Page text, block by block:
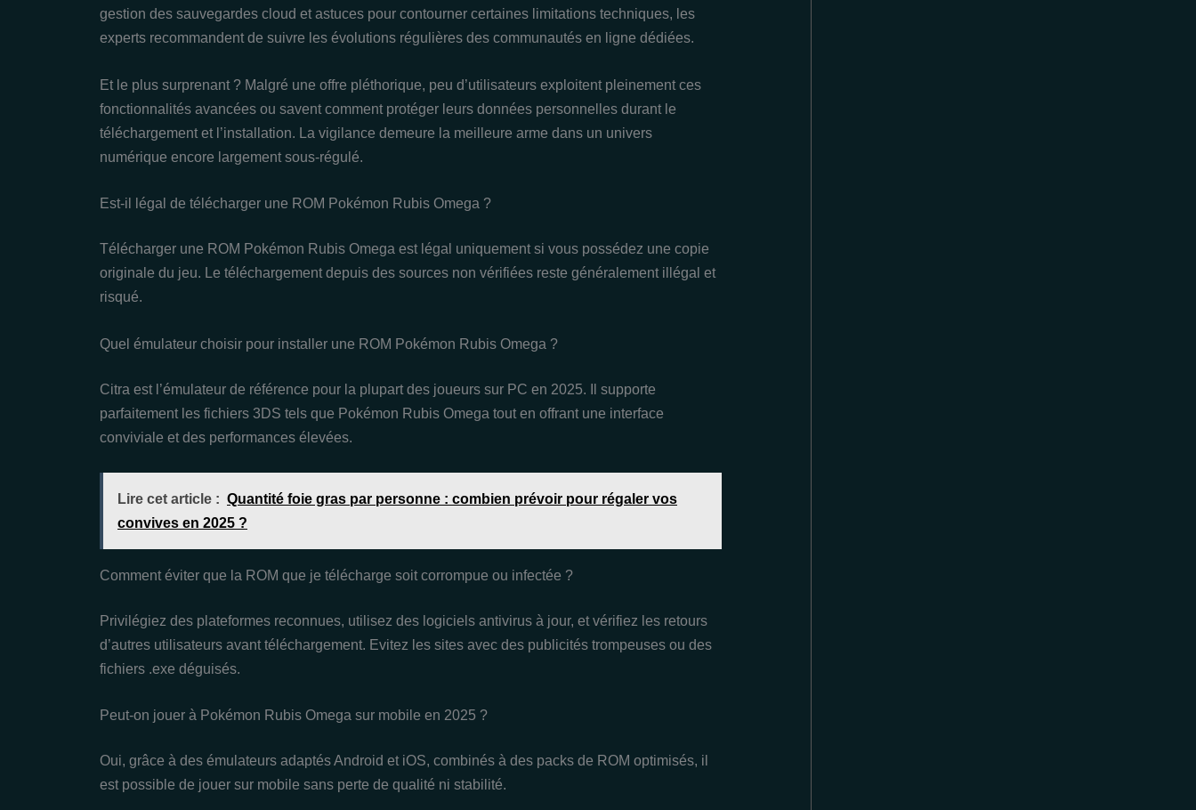
gestion des sauvegardes cloud et astuces pour contourner certaines limitations techniques, les
experts recommandent de suivre les évolutions régulières des communautés en ligne dédiées.
Et le plus surprenant ? Malgré une offre pléthorique, peu d’utilisateurs exploitent pleinement ces
fonctionnalités avancées ou savent comment protéger leurs données personnelles durant le
téléchargement et l’installation. La vigilance demeure la meilleure arme dans un univers
numérique encore largement sous-régulé.
Est-il légal de télécharger une ROM Pokémon Rubis Omega ?
Télécharger une ROM Pokémon Rubis Omega est légal uniquement si vous possédez une copie
originale du jeu. Le téléchargement depuis des sources non vérifiées reste généralement illégal et
risqué.
Quel émulateur choisir pour installer une ROM Pokémon Rubis Omega ?
Citra est l’émulateur de référence pour la plupart des joueurs sur PC en 2025. Il supporte
parfaitement les fichiers 3DS tels que Pokémon Rubis Omega tout en offrant une interface
conviviale et des performances élevées.
Lire cet article : Quantité foie gras par personne : combien prévoir pour régaler vos
convives en 2025 ?
Comment éviter que la ROM que je télécharge soit corrompue ou infectée ?
Privilégiez des plateformes reconnues, utilisez des logiciels antivirus à jour, et vérifiez les retours
d’autres utilisateurs avant téléchargement. Evitez les sites avec des publicités trompeuses ou des
fichiers .exe déguisés.
Peut-on jouer à Pokémon Rubis Omega sur mobile en 2025 ?
Oui, grâce à des émulateurs adaptés Android et iOS, combinés à des packs de ROM optimisés, il
est possible de jouer sur mobile sans perte de qualité ni stabilité.